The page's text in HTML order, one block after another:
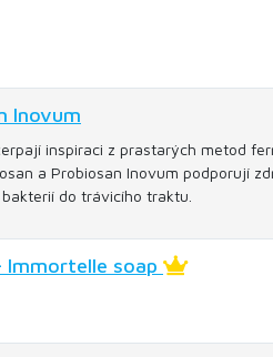
Inovum
inspiraci z prastarých metod
a Probiosan Inovum podporují
do trávicího traktu.
Immortelle soap